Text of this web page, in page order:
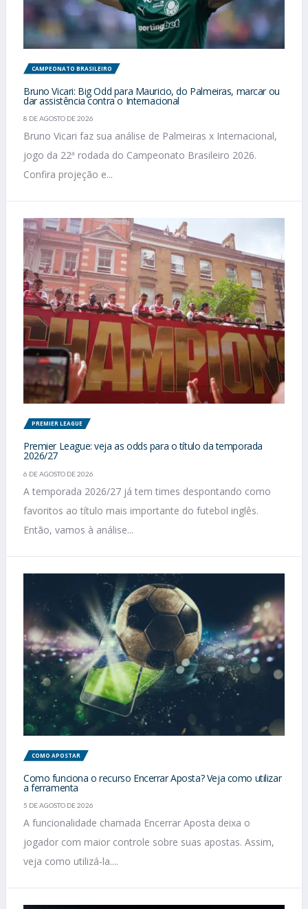
CAMPEONATO BRASILEIRO
Bruno Vicari: Big Odd para Mauricio, do Palmeiras, marcar ou
dar assistência contra o Internacional
8 DE AGOSTO DE 2026
Bruno Vicari faz sua análise de Palmeiras x Internacional,
jogo da 22ª rodada do Campeonato Brasileiro 2026.
Confira projeção e...
PREMIER LEAGUE
Premier League: veja as odds para o título da temporada
2026/27
6 DE AGOSTO DE 2026
A temporada 2026/27 já tem times despontando como
favoritos ao título mais importante do futebol inglês.
Então, vamos à análise...
COMO APOSTAR
Como funciona o recurso Encerrar Aposta? Veja como utilizar
a ferramenta
5 DE AGOSTO DE 2026
A funcionalidade chamada Encerrar Aposta deixa o
jogador com maior controle sobre suas apostas. Assim,
veja como utilizá-la....